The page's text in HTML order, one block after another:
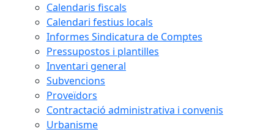
Calendaris fiscals
Calendari festius locals
Informes Sindicatura de Comptes
Pressupostos i plantilles
Inventari general
Subvencions
Proveïdors
Contractació administrativa i convenis
Urbanisme